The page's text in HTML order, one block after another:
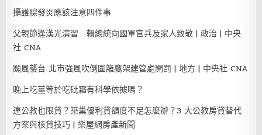
攝護腺發炎應該注意四件事
父親節逢漢光演習 賴總統向國軍官兵及家人致敬 | 政治 | 中央
社 CNA
颱風襲台 北市強風吹倒圍籬鷹架建管處開罰 | 地方 | 中央社 CNA
晚上吃薑等於吃砒霜有科學依據嗎？
連公教也限貸？築巢優利貸額度不足怎麼辦？3 大公教房貸替代
方案與核貸技巧 | 樂屋網房產新聞